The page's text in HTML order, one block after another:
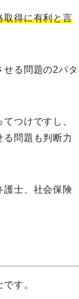
取得に有利と言
せる問題の2パタ
つけですし、
問題も判断力
護士、社会保険
す。